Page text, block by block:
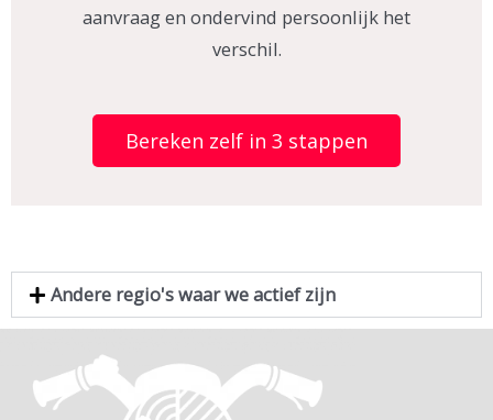
aanvraag en ondervind persoonlijk het
verschil.
Bereken zelf in 3 stappen
Andere regio's waar we actief zijn